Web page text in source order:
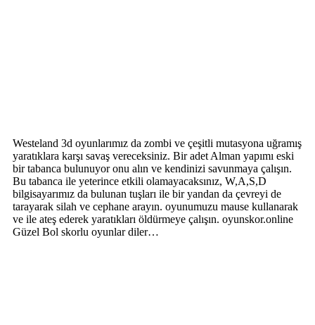
Westeland 3d oyunlarımız da zombi ve çeşitli mutasyona uğramış
yaratıklara karşı savaş vereceksiniz. Bir adet Alman yapımı eski
bir tabanca bulunuyor onu alın ve kendinizi savunmaya çalışın.
Bu tabanca ile yeterince etkili olamayacaksınız, W,A,S,D
bilgisayarımız da bulunan tuşları ile bir yandan da çevreyi de
tarayarak silah ve cephane arayın. oyunumuzu mause kullanarak
ve ile ateş ederek yaratıkları öldürmeye çalışın. oyunskor.online
Güzel Bol skorlu oyunlar diler…